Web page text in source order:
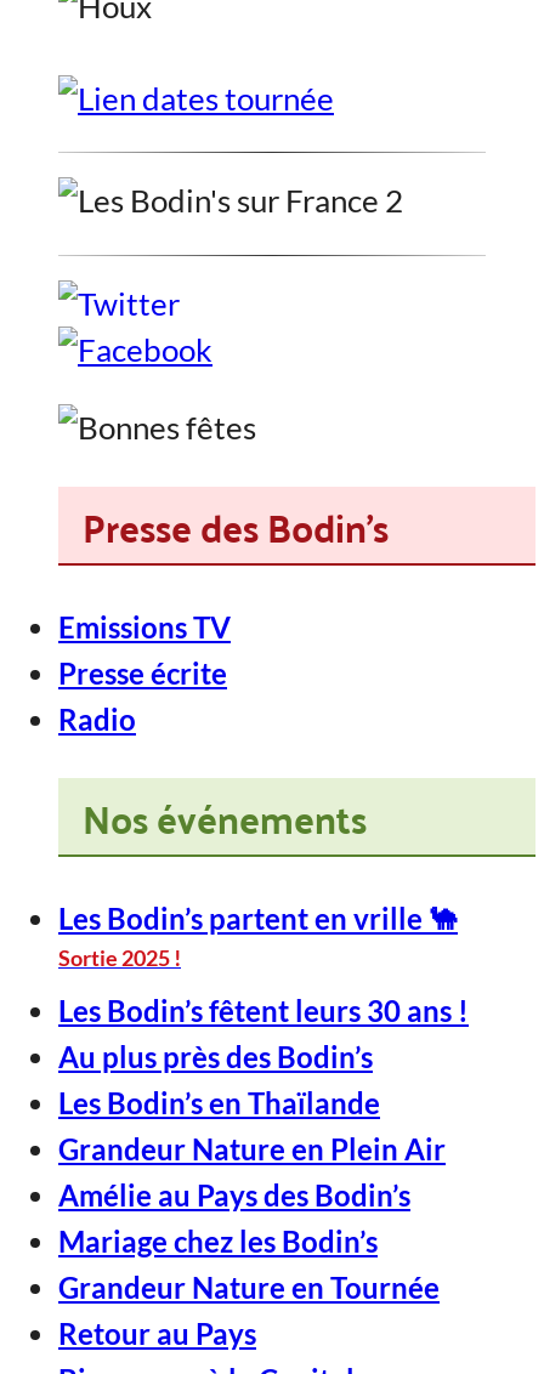
Presse des Bodin's
Emissions TV
Presse écrite
Radio
Nos événements
Les Bodin’s partent en vrille 🐪
Sortie 2025 !
Les Bodin’s fêtent leurs 30 ans !
Au plus près des Bodin’s
Les Bodin’s en Thaïlande
Grandeur Nature en Plein Air
Amélie au Pays des Bodin’s
Mariage chez les Bodin’s
Grandeur Nature en Tournée
Retour au Pays